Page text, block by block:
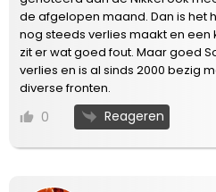
de afgelopen maand. Dan is het
nog steeds verlies maakt en een
zit er wat goed fout. Maar goed
verlies en is al sinds 2000 bezig
diverse fronten.
0 Reageren